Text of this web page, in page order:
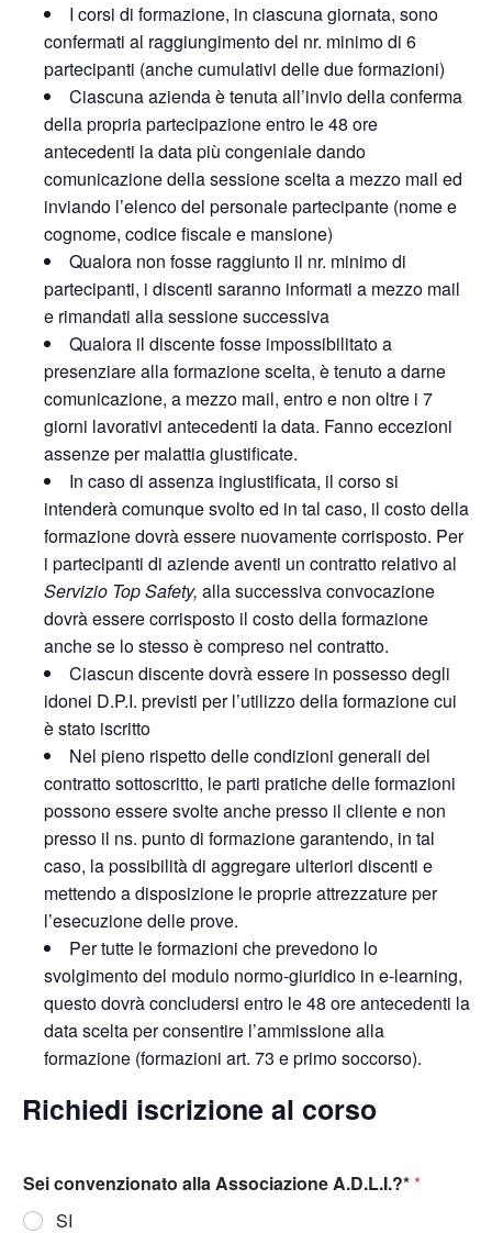
I corsi di formazione, in ciascuna giornata, sono
confermati al raggiungimento del nr. minimo di 6
partecipanti (anche cumulativi delle due formazioni)
Ciascuna azienda è tenuta all’invio della conferma
della propria partecipazione entro le 48 ore
antecedenti la data più congeniale dando
comunicazione della sessione scelta a mezzo mail ed
inviando l’elenco del personale partecipante (nome e
cognome, codice fiscale e mansione)
Qualora non fosse raggiunto il nr. minimo di
partecipanti, i discenti saranno informati a mezzo mail
e rimandati alla sessione successiva
Qualora il discente fosse impossibilitato a
presenziare alla formazione scelta, è tenuto a darne
comunicazione, a mezzo mail, entro e non oltre i 7
giorni lavorativi antecedenti la data. Fanno eccezioni
assenze per malattia giustificate.
In caso di assenza ingiustificata, il corso si
intenderà comunque svolto ed in tal caso, il costo della
formazione dovrà essere nuovamente corrisposto. Per
i partecipanti di aziende aventi un contratto relativo al
Servizio Top Safety, alla successiva convocazione
dovrà essere corrisposto il costo della formazione
anche se lo stesso è compreso nel contratto.
Ciascun discente dovrà essere in possesso degli
idonei D.P.I. previsti per l’utilizzo della formazione cui
è stato iscritto
Nel pieno rispetto delle condizioni generali del
contratto sottoscritto, le parti pratiche delle formazioni
possono essere svolte anche presso il cliente e non
presso il ns. punto di formazione garantendo, in tal
caso, la possibilità di aggregare ulteriori discenti e
mettendo a disposizione le proprie attrezzature per
l’esecuzione delle prove.
Per tutte le formazioni che prevedono lo
svolgimento del modulo normo-giuridico in e-learning,
questo dovrà concludersi entro le 48 ore antecedenti la
data scelta per consentire l’ammissione alla
formazione (formazioni art. 73 e primo soccorso).
Richiedi iscrizione al corso
Sei convenzionato alla Associazione A.D.L.I.?**
SI